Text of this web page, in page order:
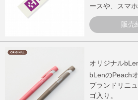
ースや、スマ
販売
オリジナル
bLenのPeach
ブランドリニ
ゴ入り。